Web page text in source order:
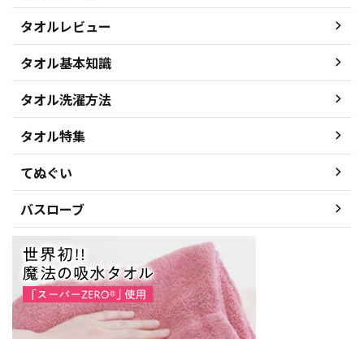
タオルレビュー
タオル基本知識
タオル洗濯方法
タオル特集
てぬぐい
バスローブ